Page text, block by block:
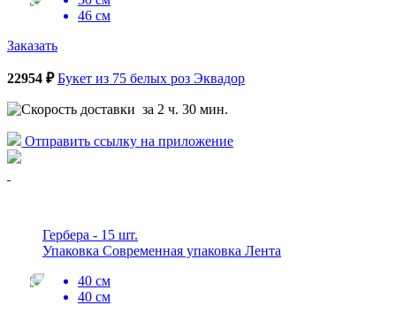
46 см
Заказать
22954 ₽ Букет из 75 белых роз Эквадор
за 2 ч. 30 мин.
Отправить ссылку на приложение
Гербера - 15 шт.
Упаковка Современная упаковка Лента
40 см
40 см